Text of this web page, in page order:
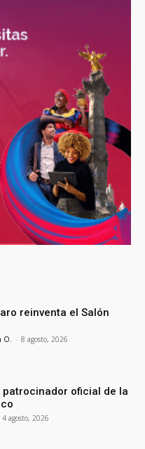
reinventa el Salón
O. - 8 agosto, 2026
patrocinador oficial de la
4 agosto, 2026